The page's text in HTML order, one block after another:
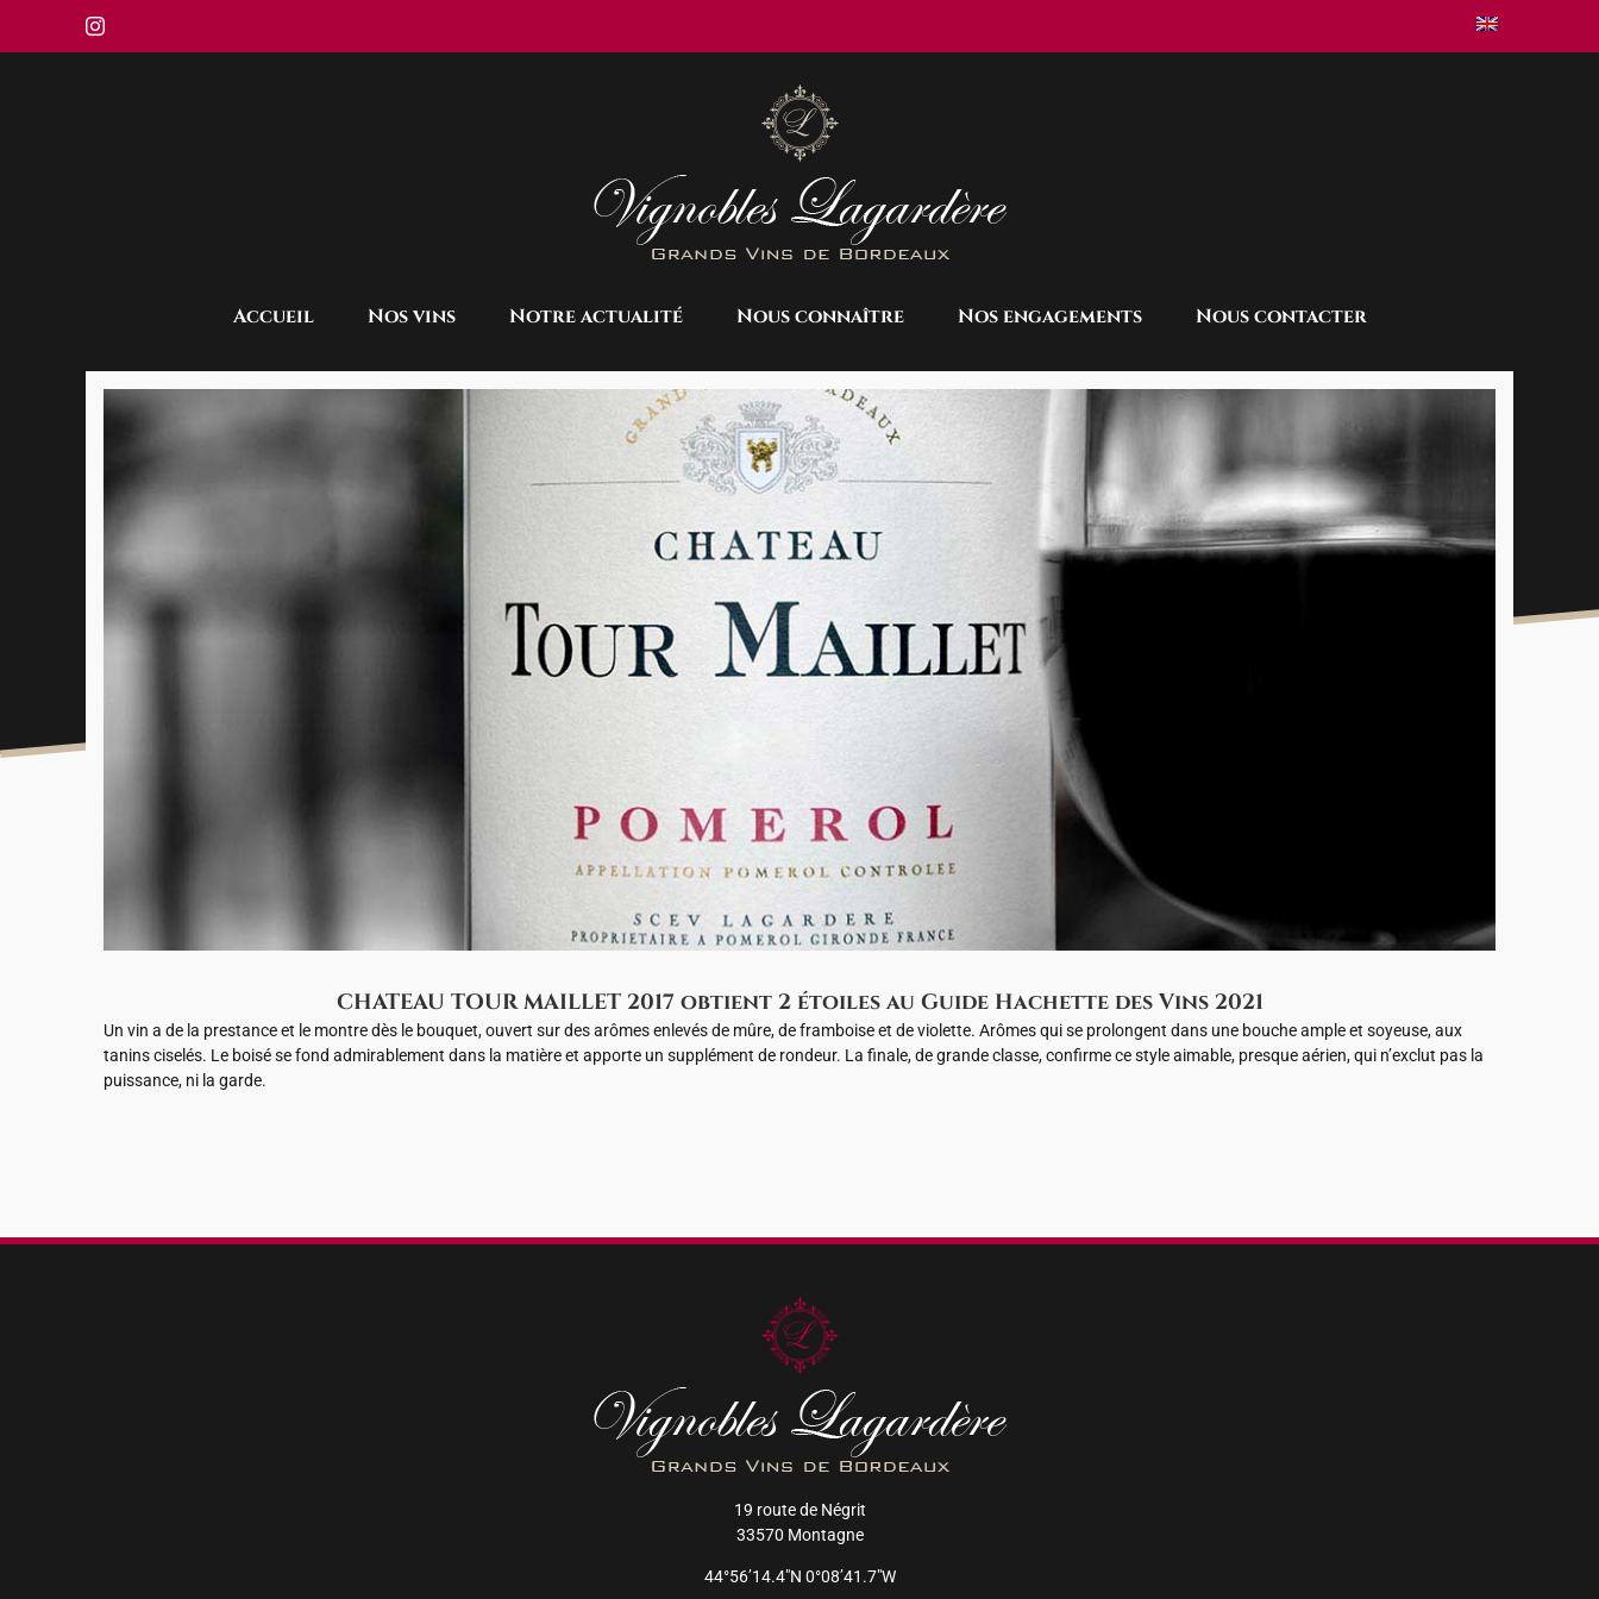
Instagram
Accueil Nos vins Notre actualité Nous connaître Nos engagements Nous contacter
CHATEAU TOUR MAILLET 2017 obtient 2 étoiles au Guide Hachette des Vins 2021
Un vin a de la prestance et le montre dès le bouquet, ouvert sur des arômes enlevés de mûre, de framboise et de violette. Arômes qui se prolongent dans une bouche ample et soyeuse, aux
tanins ciselés. Le boisé se fond admirablement dans la matière et apporte un supplément de rondeur. La finale, de grande classe, confirme ce style aimable, presque aérien, qui n’exclut pas la
puissance, ni la garde.
19 route de Négrit
33570 Montagne
44°56’14.4″N 0°08’41.7″W